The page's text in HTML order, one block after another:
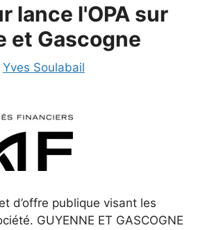
lance l'OPA sur
et Gascogne
Yves Soulabail
d’offre publique visant les
GUYENNE ET GASCOGNE